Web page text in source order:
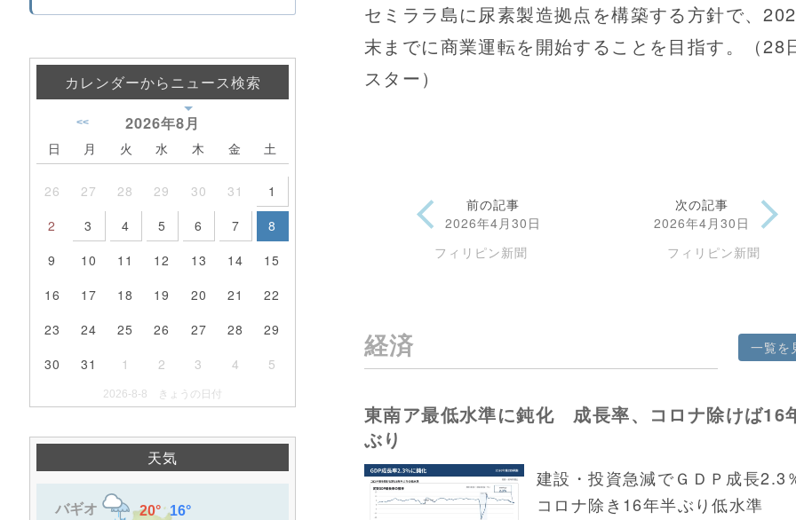
カレンダーからニュース検索
2026年8月
<<
日 月 火 水 木 金 土
26 27 28 29 30 31
1
2
3 4 5 6 7
8
9
10 11 12 13 14
15
16
17 18 19 20 21
22
23
24 25 26 27 28
29
30
31 1 2 3 4 5
2026-8-8 きょうの日付
天気
セミララ島に尿素製造拠点を構築する方針で、
末までに商業運転を開始することを目指す。（28
スター）
前の記事
2026年4月30日
フィリピン新聞
次の記事
2026年4月30日
フィリピン新聞
経済 一覧を
東南ア最低水準に鈍化 成長率、コロナ除けば16
ぶり
建設・投資急減でＧＤＰ成長2.3
コロナ除き16年半ぶり低水準